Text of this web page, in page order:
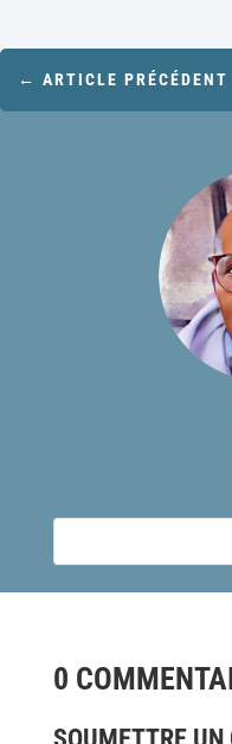
← ARTICLE PRÉCÉDENT
0